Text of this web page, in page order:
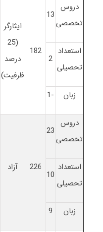
دروس
تخصصی
13
182
ایثارگر
(25
درصد
ظرفیت)
استعداد
تحصیلی
2
زبان -1
دروس
تخصصی
23
226 آزاد
استعداد
تحصیلی
10
زبان 9